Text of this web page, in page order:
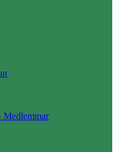
Medlemmar